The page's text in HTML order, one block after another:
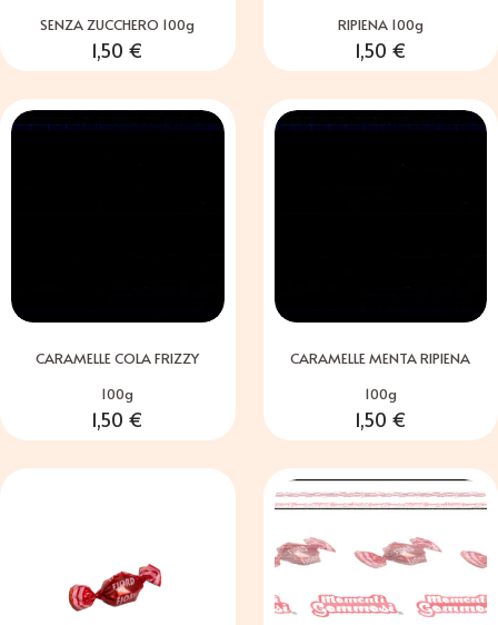
SENZA ZUCCHERO 100g
1,50 €
RIPIENA 100g
1,50 €
CARAMELLE COLA FRIZZY
100g
1,50 €
CARAMELLE MENTA RIPIENA
100g
1,50 €